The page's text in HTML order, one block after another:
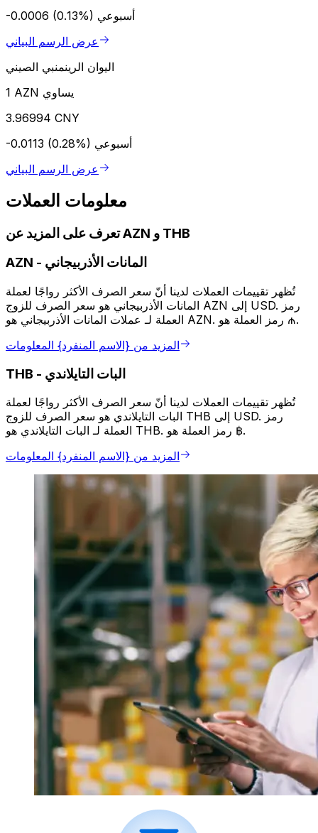
-0.0006 (0.13%) أسبوعي
عرض الرسم البياني
اليوان الرينمنبي الصيني
1 AZN يساوي
3.96994 CNY
-0.0113 (0.28%) أسبوعي
عرض الرسم البياني
معلومات العملات
تعرف على المزيد عن AZN و THB
AZN - المانات الأذربيجاني
تُظهر تقييمات العملات لدينا أنّ سعر الصرف الأكثر رواجًا لعملة
المانات الأذربيجاني هو سعر الصرف للزوج AZN إلى USD. رمز
العملة لـ عملات المانات الأذربيجاني هو AZN. رمز العملة هو ₼.
المزيد من {الاسم المنفرد} المعلومات
THB - البات التايلاندي
تُظهر تقييمات العملات لدينا أنّ سعر الصرف الأكثر رواجًا لعملة
البات التايلاندي هو سعر الصرف للزوج THB إلى USD. رمز
العملة لـ البات التايلاندي هو THB. رمز العملة هو ฿.
المزيد من {الاسم المنفرد} المعلومات